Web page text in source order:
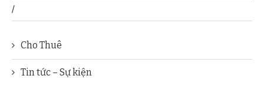
/
Cho Thuê
Tin tức – Sự kiện